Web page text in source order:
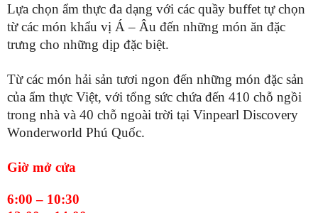
Lựa chọn ẩm thực đa dạng với các quầy buffet tự chọn
từ các món khẩu vị Á – Âu đến những món ăn đặc
trưng cho những dịp đặc biệt.
Từ các món hải sản tươi ngon đến những món đặc sản
của ẩm thực Việt, với tổng sức chứa đến 410 chỗ ngồi
trong nhà và 40 chỗ ngoài trời tại Vinpearl Discovery
Wonderworld Phú Quốc.
Giờ mở cửa
6:00 – 10:30